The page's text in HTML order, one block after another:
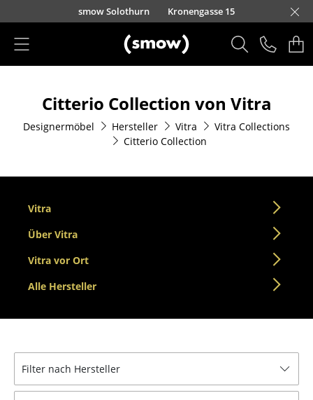
Direkt zum Inhaltsmow Solothurn Kronengasse 15
Sitzmöbel
Esszimmerstühle
Sitzsäcke
Citterio Collection von Vitra
Designermöbel Hersteller Vitra
Vitra Collections
Citterio Collection
Vitra
Über Vitra
Vitra vor Ort
Alle Hersteller
Filter nach Hersteller